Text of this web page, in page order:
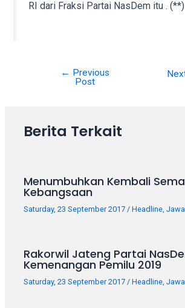
Watching
completely
RI dari Fraksi Partai NasDem itu . (**)
← Previous
Post
Berita Terkait
Menumbuhkan Kembali
Kebangsaan
Saturday, 23 September 2017/Headline,
Rakorwil Jateng Partai
Kemenangan Pemilu 2019
Saturday, 23 September 2017 /Headline ,